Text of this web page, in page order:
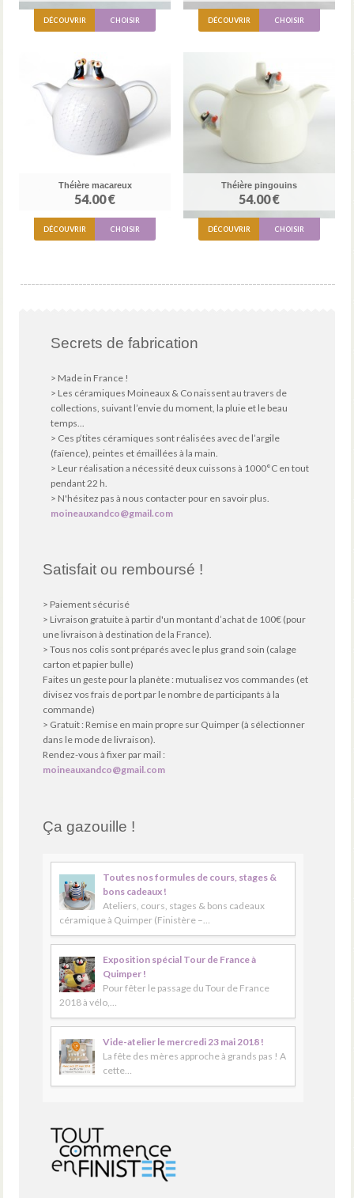
DÉCOUVRIR CHOISIR DÉCOUVRIR CHOISIR
Théière macareux
54.00 €
DÉCOUVRIR CHOISIR
Théière pingouins
54.00 €
DÉCOUVRIR CHOISIR
Secrets de fabrication
> Made in France !
> Les céramiques Moineaux & Co naissent au travers de
collections, suivant l’envie du moment, la pluie et le beau
temps...
> Ces p’tites céramiques sont réalisées avec de l’argile
(faïence), peintes et émaillées à la main.
> Leur réalisation a nécessité deux cuissons à 1000°C en tout
pendant 22 h.
> N'hésitez pas à nous contacter pour en savoir plus.
moineauxandco@gmail.com
Satisfait ou remboursé !
> Paiement sécurisé
> Livraison gratuite à partir d'un montant d’achat de 100€ (pour
une livraison à destination de la France).
> Tous nos colis sont préparés avec le plus grand soin (calage
carton et papier bulle)
Faites un geste pour la planète : mutualisez vos commandes (et
divisez vos frais de port par le nombre de participants à la
commande)
> Gratuit : Remise en main propre sur Quimper (à sélectionner
dans le mode de livraison).
Rendez-vous à fixer par mail :
moineauxandco@gmail.com
Ça gazouille !
Toutes nos formules de cours, stages &
bons cadeaux !
Ateliers, cours, stages & bons cadeaux
céramique à Quimper (Finistère –…
Exposition spécial Tour de France à
Quimper !
Pour fêter le passage du Tour de France
2018 à vélo,…
Vide-atelier le mercredi 23 mai 2018 !
La fête des mères approche à grands pas ! A
cette…